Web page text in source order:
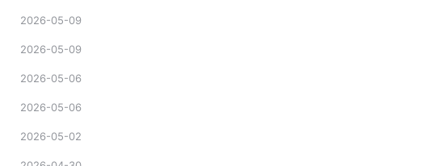
2026-05-09
2026-05-09
2026-05-06
2026-05-06
2026-05-02